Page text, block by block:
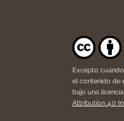
Excepto
el contenido de
bajo una licencia
Attribution 4.0